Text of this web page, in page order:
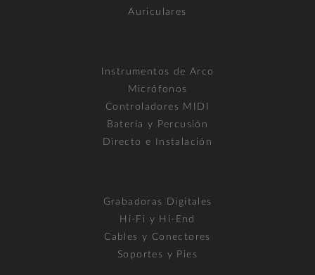
Auriculares
Instrumentos de Arco
Micrófonos
Controladores MIDI
Batería y Percusión
Directo e Instalación
Grabadoras Digitales
Hi-Fi y Hi-End
Cables y Conectores
Soportes y Pies